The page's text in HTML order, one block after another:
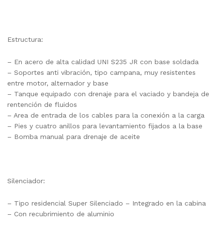
Estructura:
– En acero de alta calidad UNI S235 JR con base soldada
– Soportes anti vibración, tipo campana, muy resistentes
entre motor, alternador y base
– Tanque equipado con drenaje para el vaciado y bandeja de
rentención de fluidos
– Area de entrada de los cables para la conexión a la carga
– Pies y cuatro anillos para levantamiento fijados a la base
– Bomba manual para drenaje de aceite
Silenciador:
– Tipo residencial Super Silenciado – Integrado en la cabina
– Con recubrimiento de aluminio